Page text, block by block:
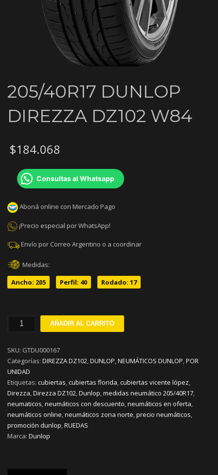
205/40R17 DUNLOP
DIREZZA DZ102 W84
$184.068
Consultas al Whatsapp
Aboná online con Mercado Pago
¡Precio especial por WhatsApp!
Envío por Correo Argentino o a coordinar
Medidas:
Ancho: 205
Perfil: 40 Rodado: 17
205/40R17
DZ102
W84
cantidad
AÑADIR AL CARRITO
SKU: GTDU000167
Categorías: DIREZZA DZ102,DUNLOP,NEUMÁTICOS DUNLOP,POR
UNIDAD
Etiquetas: cubiertas,cubiertas florida,cubiertas vicente lópez,
Direzza,Direzza DZ102,Dunlop,medidas neumático 205/40R17,
neumaticos,neumáticos con descuento,neumáticos en oferta,
neumáticos online,neumáticos zona norte,precio neumáticos,
promoción dunlop,RUEDAS
Marca: Dunlop